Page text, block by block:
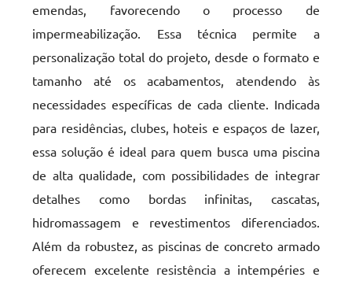
emendas, favorecendo o processo de
impermeabilização. Essa técnica permite a
personalização total do projeto, desde o formato e
tamanho até os acabamentos, atendendo às
necessidades específicas de cada cliente. Indicada
para residências, clubes, hoteis e espaços de lazer,
essa solução é ideal para quem busca uma piscina
de alta qualidade, com possibilidades de integrar
detalhes como bordas infinitas, cascatas,
hidromassagem e revestimentos diferenciados.
Além da robustez, as piscinas de concreto armado
oferecem excelente resistência a intempéries e